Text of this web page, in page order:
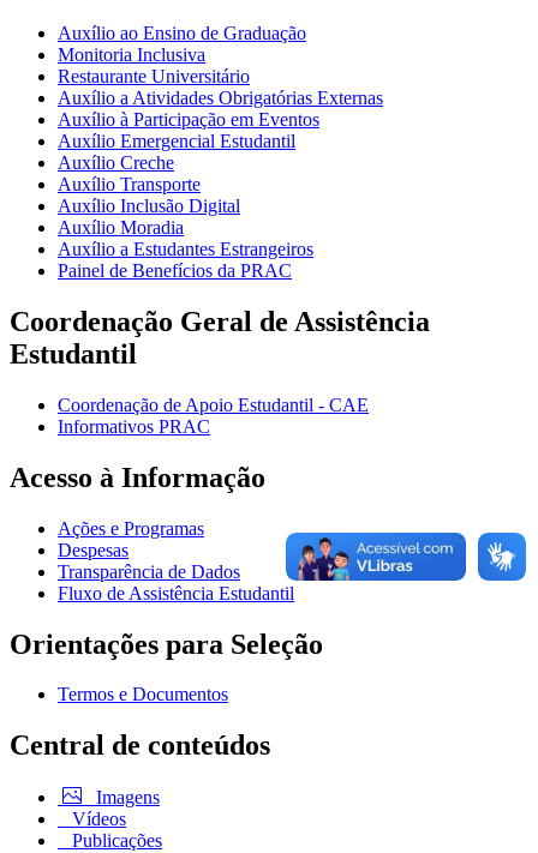
Auxílio ao Ensino de Graduação
Monitoria Inclusiva
Restaurante Universitário
Auxílio a Atividades Obrigatórias Externas
Auxílio à Participação em Eventos
Auxílio Emergencial Estudantil
Auxílio Creche
Auxílio Transporte
Auxílio Inclusão Digital
Auxílio Moradia
Auxílio a Estudantes Estrangeiros
Painel de Benefícios da PRAC
Coordenação Geral de Assistência
Estudantil
Coordenação de Apoio Estudantil - CAE
Informativos PRAC
Acesso à Informação
Ações e Programas
Despesas
Transparência de Dados
Fluxo de Assistência Estudantil
Orientações para Seleção
Termos e Documentos
Central de conteúdos
Imagens
Vídeos
Publicações